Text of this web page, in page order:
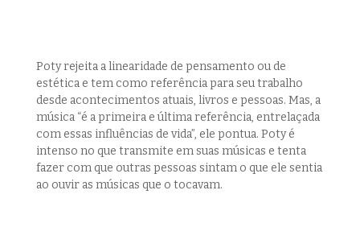
Poty rejeita a linearidade de pensamento ou de
estética e tem como referência para seu trabalho
desde acontecimentos atuais, livros e pessoas. Mas, a
música “é a primeira e última referência, entrelaçada
com essas influências de vida”, ele pontua. Poty é
intenso no que transmite em suas músicas e tenta
fazer com que outras pessoas sintam o que ele sentia
ao ouvir as músicas que o tocavam.